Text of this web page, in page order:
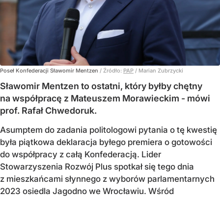
Poseł Konfederacji Sławomir Mentzen / Źródło: PAP / Marian Zubrzycki
Sławomir Mentzen to ostatni, który byłby chętny
na współpracę z Mateuszem Morawieckim - mówi
prof. Rafał Chwedoruk.
Asumptem do zadania politologowi pytania o tę kwestię
była piątkowa deklaracja byłego premiera o gotowości
do współpracy z całą Konfederacją. Lider
Stowarzyszenia Rozwój Plus spotkał się tego dnia
z mieszkańcami słynnego z wyborów parlamentarnych
2023 osiedla Jagodno we Wrocławiu. Wśród